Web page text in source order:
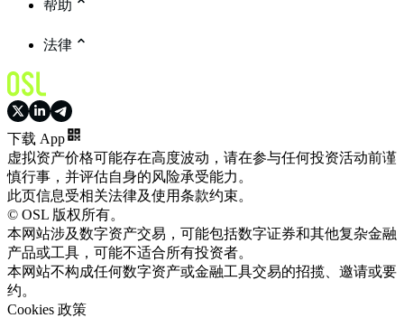
帮助
法律
下载 App
虚拟资产价格可能存在高度波动，请在参与任何投资活动前谨
慎行事，并评估自身的风险承受能力。
此页信息受相关法律及使用条款约束。
© OSL 版权所有。
本网站涉及数字资产交易，可能包括数字证券和其他复杂金融
产品或工具，可能不适合所有投资者。
本网站不构成任何数字资产或金融工具交易的招揽、邀请或要
约。
Cookies 政策